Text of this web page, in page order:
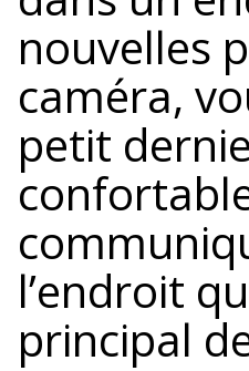
nouvelles
caméra,
petit
l’endroit
principal